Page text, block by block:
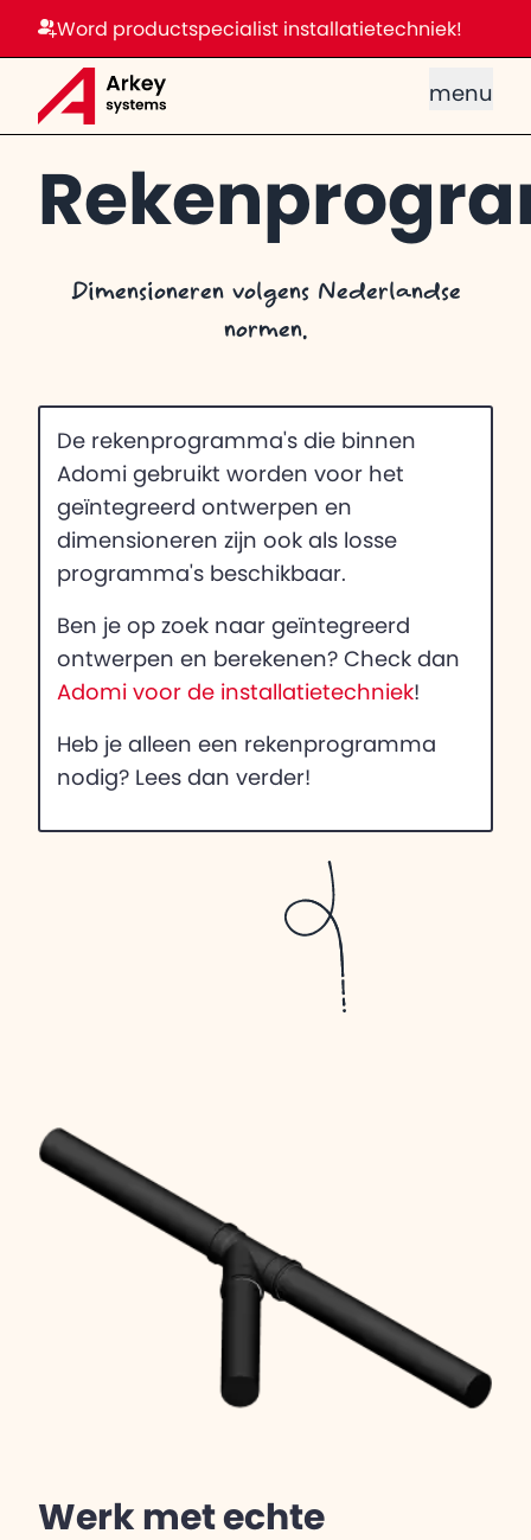
Word productspecialist installatietechniek!
menu
Dimensioneren volgens Nederlandse
normen.
De rekenprogramma's die binnen
Adomi gebruikt worden voor het
geïntegreerd ontwerpen en
dimensioneren zijn ook als losse
programma's beschikbaar.
Ben je op zoek naar geïntegreerd
ontwerpen en berekenen? Check dan
Adomi voor de installatietechniek!
Heb je alleen een rekenprogramma
nodig? Lees dan verder!
Werk met echte